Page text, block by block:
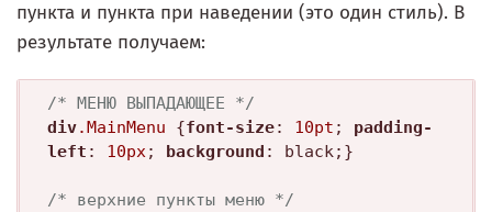
пункта и пункта при наведении (это один стиль). В
результате получаем:
/* МЕНЮ ВЫПАДАЮЩЕЕ */
div.MainMenu {font-size: 10pt ; padding-
left : 10px; background : black;}
/* верхние пункты меню */